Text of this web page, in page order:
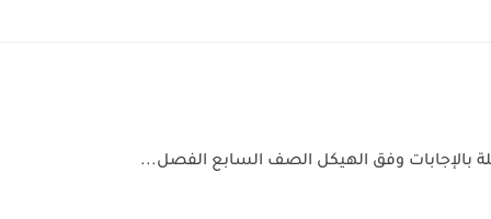
بالإجابات وفق الهيكل الصف السابع الفصل...